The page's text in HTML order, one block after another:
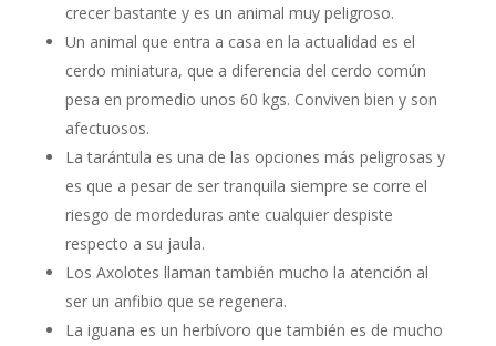
crecer bastante y es un animal muy peligroso.
Un animal que entra a casa en la actualidad es el
cerdo miniatura, que a diferencia del cerdo común
pesa en promedio unos 60 kgs. Conviven bien y son
afectuosos.
La tarántula es una de las opciones más peligrosas y
es que a pesar de ser tranquila siempre se corre el
riesgo de mordeduras ante cualquier despiste
respecto a su jaula.
Los Axolotes llaman también mucho la atención al
ser un anfibio que se regenera.
La iguana es un herbívoro que también es de mucho